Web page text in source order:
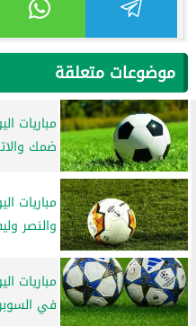
موضوعات متعلقة
ضمك
والنصر
في